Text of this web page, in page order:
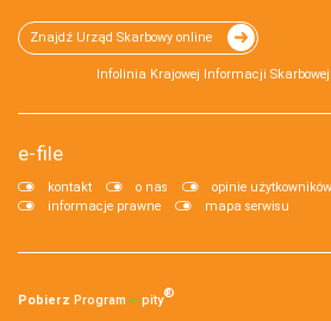
Znajdź Urząd Skarbowy online
Infolinia Krajowej Informacji
e-file
kontakt o nas opinie użytkowników
informacje prawne
mapa serwisu
Pobierz Program e‑pity®